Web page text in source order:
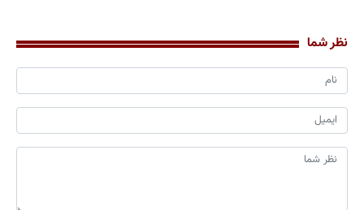
نظر شما